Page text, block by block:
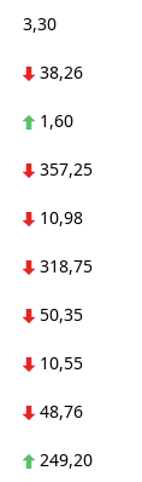
3,30
38,26
1,60
357,25
10,98
318,75
50,35
10,55
48,76
249,20